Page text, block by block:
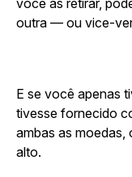
você as retirar,
outra — ou vice-
E se você apenas
tivesse fornecido
ambas as moedas,
alto.